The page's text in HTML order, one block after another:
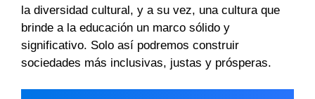
la diversidad cultural, y a su vez, una cultura que
brinde a la educación un marco sólido y
significativo. Solo así podremos construir
sociedades más inclusivas, justas y prósperas.